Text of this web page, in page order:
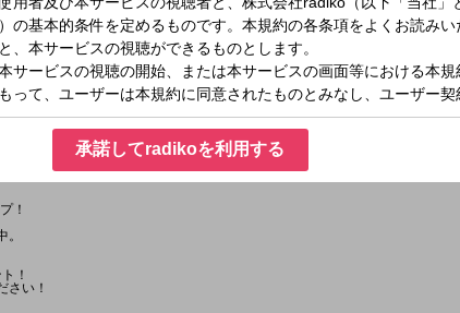
藤江れいなの『そうだ！競馬場に行こう！』
！
！
さい！
承諾してradikoを利用する